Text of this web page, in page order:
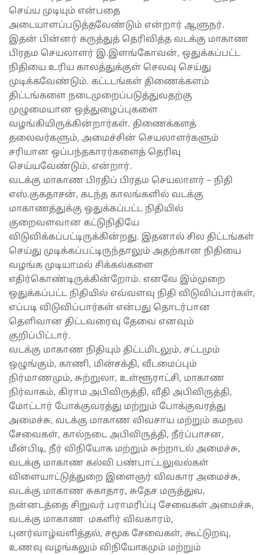
செய்ய முடியும் என்பதை
அடையாளப்படுத்தவேண்டும் என்றார் ஆளுநர்.
இதன் பின்னர் கருத்துத் தெரிவித்த வடக்கு மாகாண
பிரதம செயலாளர் இ.இளங்கோவன், ஒதுக்கப்பட்ட
நிதியை உரிய காலத்துக்குள் செலவு செய்து
முடிக்கவேண்டும். கட்டடங்கள் திணைக்களம்
திட்டங்களை நடைமுறைப்படுத்துவதற்கு
முழுமையான ஒத்துழைப்புகளை
வழங்கியிருக்கின்றார்கள். திணைக்களத்
தலைவர்களும், அமைச்சின் செயலாளர்களும்
சரியான ஒப்பந்தகாரர்களைத் தெரிவு
செய்யவேண்டும், என்றார்.
வடக்கு மாகாண பிரதிப் பிரதம செயலாளர் – நிதி
எஸ்.குகதாசன், கடந்த காலங்களில் வடக்கு
மாகாணத்துக்கு ஒதுக்கப்பட்ட நிதியில்
குறைவளவான கட்டுநிதியே
விடுவிக்கப்பட்டிருக்கின்றது. இதனால் சில திட்டங்கள்
செய்து முடிக்கப்பட்டிருந்தாலும் அதற்கான நிதியை
வழங்க முடியாமல் சிக்கல்களை
எதிர்கொண்டிருக்கின்றோம். எனவே இம்முறை
ஒதுக்கப்பட்ட நிதியில் எவ்வளவு நிதி விடுவிப்பார்கள்,
எப்படி விடுவிப்பார்கள் என்பது தொடர்பான
தெளிவான திட்டவரைவு தேவை எனவும்
குறிப்பிட்டார்.
வடக்கு மாகாண நிதியும் திட்டமிடலும், சட்டமும்
ஒழுங்கும், காணி, மின்சக்தி, வீடமைப்பும்
நிர்மாணமும், சுற்றுலா, உள்ளூராட்சி, மாகாண
நிர்வாகம், கிராம அபிவிருத்தி, வீதி அபிவிருத்தி,
மோட்டார் போக்குவரத்து மற்றும் போக்குவரத்து
அமைச்சு, வடக்கு மாகாண விவசாய மற்றும் கமநல
சேவைகள், கால்நடை அபிவிருத்தி, நீர்ப்பாசன,
மீன்பிடி, நீர் விநியோக மற்றும் சுற்றாடல் அமைச்சு,
வடக்கு மாகாண கல்வி பண்பாட்டலுவல்கள்
விளையாட்டுத்துறை இளைஞர் விவகார அமைச்சு,
வடக்கு மாகாண சுகாதார, சுதேச மருத்துவ,
நன்னடத்தை சிறுவர் பராமரிப்பு சேவைகள் அமைச்சு,
வடக்கு மாகாண மகளிர் விவகாரம்,
புனர்வாழ்வளித்தல், சமூக சேவைகள், கூட்டுறவு,
உணவு வழங்கலும் விநியோகமும் மற்றும்